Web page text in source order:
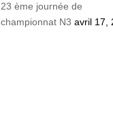
23 ème journée de
championnat N3 avril 17,